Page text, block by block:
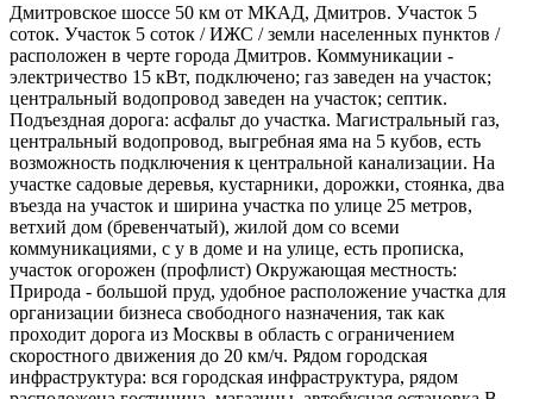
Дмитровское шоссе 50 км от МКАД, Дмитров. Участок 5
соток. Участок 5 соток / ИЖС / земли населенных пунктов /
расположен в черте города Дмитров. Коммуникации -
электричество 15 кВт, подключено; газ заведен на участок;
центральный водопровод заведен на участок; септик.
Подъездная дорога: асфальт до участка. Магистральный газ,
центральный водопровод, выгребная яма на 5 кубов, есть
возможность подключения к центральной канализации. На
участке садовые деревья, кустарники, дорожки, стоянка, два
въезда на участок и ширина участка по улице 25 метров,
ветхий дом (бревенчатый), жилой дом со всеми
коммуникациями, с у в доме и на улице, есть прописка,
участок огорожен (профлист) Окружающая местность:
Природа - большой пруд, удобное расположение участка для
организации бизнеса свободного назначения, так как
проходит дорога из Москвы в область с ограничением
скоростного движения до 20 км/ч. Рядом городская
инфраструктура: вся городская инфраструктура, рядом